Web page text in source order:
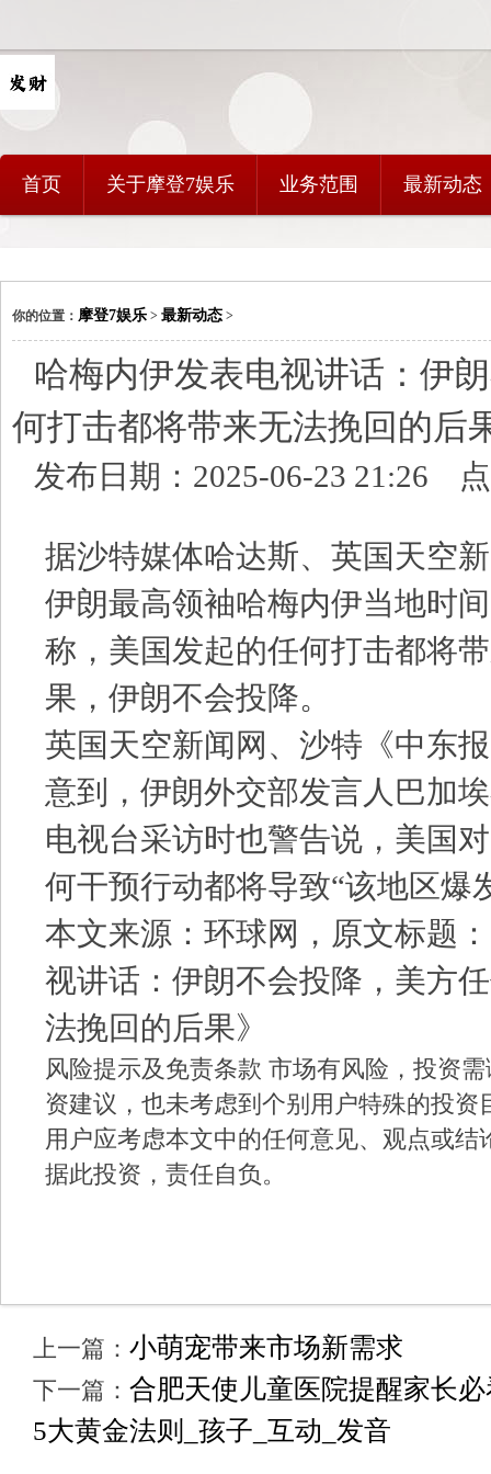
首页 关于摩登7娱乐 业务范围 最新动态
你的位置： 摩登7娱乐 > 最新动态 >
哈梅内伊发表电视讲话：伊
何打击都将带来无法挽回的后
发布日期：2025-06-23 21:26
据沙特媒体哈达斯、英国天空
伊朗最高领袖哈梅内伊当地时
称，美国发起的任何打击都将
果，伊朗不会投降。
英国天空新闻网、沙特《中东
意到，伊朗外交部发言人巴加
电视台采访时也警告说，美国
何干预行动都将导致“该地区爆
本文来源：环球网，原文标题
视讲话：伊朗不会投降，美方
法挽回的后果》
风险提示及免责条款 市场有风险，投资
资建议，也未考虑到个别用户特殊的投资
用户应考虑本文中的任何意见、观点或结
据此投资，责任自负。
上一篇： 小萌宠带来市场新需求
下一篇： 合肥天使儿童医院提醒家长
5大黄金法则_孩子_互动_发音